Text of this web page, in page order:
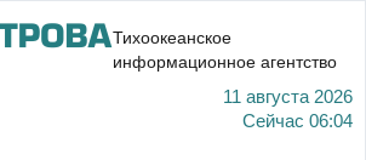
Тихоокеанское
информационное агентство
11 августа 2026
Сейчас 06:04